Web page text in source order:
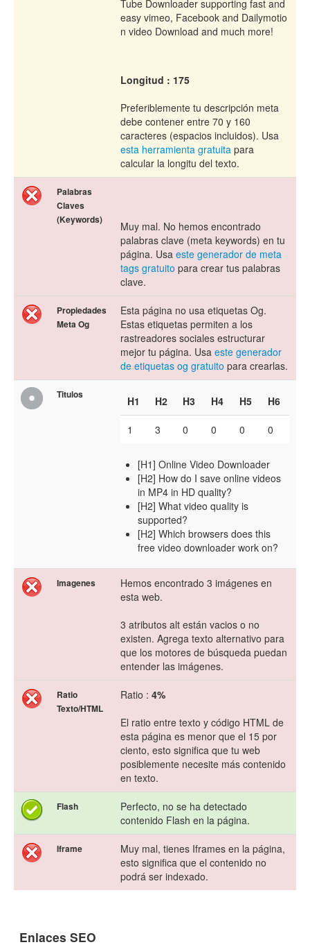
Tube Downloader supporting fast and
easy vimeo, Facebook and Dailymotio
n video Download and much more!
Longitud : 175
Preferiblemente tu descripción meta
debe contener entre 70 y 160
caracteres (espacios incluidos). Usa
esta herramienta gratuita para
calcular la longitu del texto.
Palabras
Claves
(Keywords)
Muy mal. No hemos encontrado
palabras clave (meta keywords) en tu
página. Usa este generador de meta
tags gratuito para crear tus palabras
clave.
Propiedades
Meta Og
Esta página no usa etiquetas Og.
Estas etiquetas permiten a los
rastreadores sociales estructurar
mejor tu página. Usa este generador
de etiquetas og gratuito para crearlas.
Titulos H1 H2 H3 H4 H5 H6
1 3 0 0 0 0
[H1] Online Video Downloader
[H2] How do I save online videos
in MP4 in HD quality?
[H2] What video quality is
supported?
[H2] Which browsers does this
free video downloader work on?
Imagenes
Hemos encontrado 3 imágenes en
esta web.
3 atributos alt están vacios o no
existen. Agrega texto alternativo para
que los motores de búsqueda puedan
entender las imágenes.
Ratio
Texto/HTML
Ratio : 4%
El ratio entre texto y código HTML de
esta página es menor que el 15 por
ciento, esto significa que tu web
posiblemente necesite más contenido
en texto.
Flash
Perfecto, no se ha detectado
contenido Flash en la página.
Iframe
Muy mal, tienes Iframes en la página,
esto significa que el contenido no
podrá ser indexado.
Enlaces SEO